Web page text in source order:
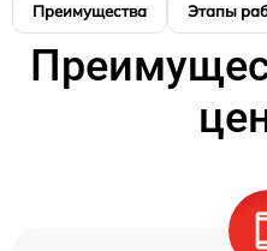
Преимущества Этапы